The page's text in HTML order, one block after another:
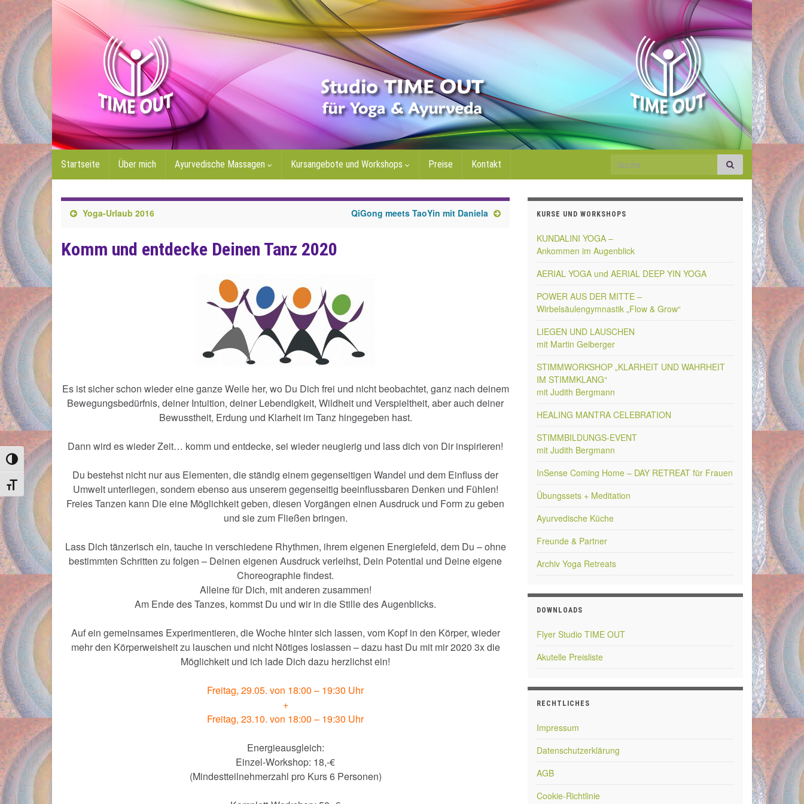
Umschalten auf hohe Kontraste
Schrift vergrößern
Startseite Über mich Ayurvedische Massagen Kursangebote und Workshops Preise Kontakt Search for:
Yoga-Urlaub 2016 QiGong meets TaoYin mit Daniela
Komm und entdecke Deinen Tanz 2020
Es ist sicher schon wieder eine ganze Weile her, wo Du Dich frei und nicht beobachtet, ganz nach deinem
Bewegungsbedürfnis, deiner Intuition, deiner Lebendigkeit, Wildheit und Verspieltheit, aber auch deiner
Bewusstheit, Erdung und Klarheit im Tanz hingegeben hast.
Dann wird es wieder Zeit… komm und entdecke, sei wieder neugierig und lass dich von Dir inspirieren!
Du bestehst nicht nur aus Elementen, die ständig einem gegenseitigen Wandel und dem Einfluss der
Umwelt unterliegen, sondern ebenso aus unserem gegenseitig beeinflussbaren Denken und Fühlen!
Freies Tanzen kann Die eine Möglichkeit geben, diesen Vorgängen einen Ausdruck und Form zu geben
und sie zum Fließen bringen.
Lass Dich tänzerisch ein, tauche in verschiedene Rhythmen, ihrem eigenen Energiefeld, dem Du – ohne
bestimmten Schritten zu folgen – Deinen eigenen Ausdruck verleihst, Dein Potential und Deine eigene
Choreographie findest.
Alleine für Dich, mit anderen zusammen!
Am Ende des Tanzes, kommst Du und wir in die Stille des Augenblicks.
Auf ein gemeinsames Experimentieren, die Woche hinter sich lassen, vom Kopf in den Körper, wieder
mehr den Körperweisheit zu lauschen und nicht Nötiges loslassen – dazu hast Du mit mir 2020 3x die
Möglichkeit und ich lade Dich dazu herzlichst ein!
Freitag, 29.05. von 18:00 – 19:30 Uhr
+
Freitag, 23.10. von 18:00 – 19:30 Uhr
Energieausgleich:
Einzel-Workshop: 18,-€
(Mindestteilnehmerzahl pro Kurs 6 Personen)
KURSE UND WORKSHOPS
KUNDALINI YOGA –
Ankommen im Augenblick
AERIAL YOGA und AERIAL DEEP YIN YOGA
POWER AUS DER MITTE –
Wirbelsäulengymnastik „Flow & Grow“
LIEGEN UND LAUSCHEN
mit Martin Geiberger
STIMMWORKSHOP „KLARHEIT UND WAHRHEIT
IM STIMMKLANG“
mit Judith Bergmann
HEALING MANTRA CELEBRATION
STIMMBILDUNGS-EVENT
mit Judith Bergmann
InSense Coming Home – DAY RETREAT für Frauen
Übungssets + Meditation
Ayurvedische Küche
Freunde & Partner
Archiv Yoga Retreats
DOWNLOADS
Flyer Studio TIME OUT
Akutelle Preisliste
RECHTLICHES
Impressum
Datenschutzerklärung
AGB
Cookie-Richtlinie